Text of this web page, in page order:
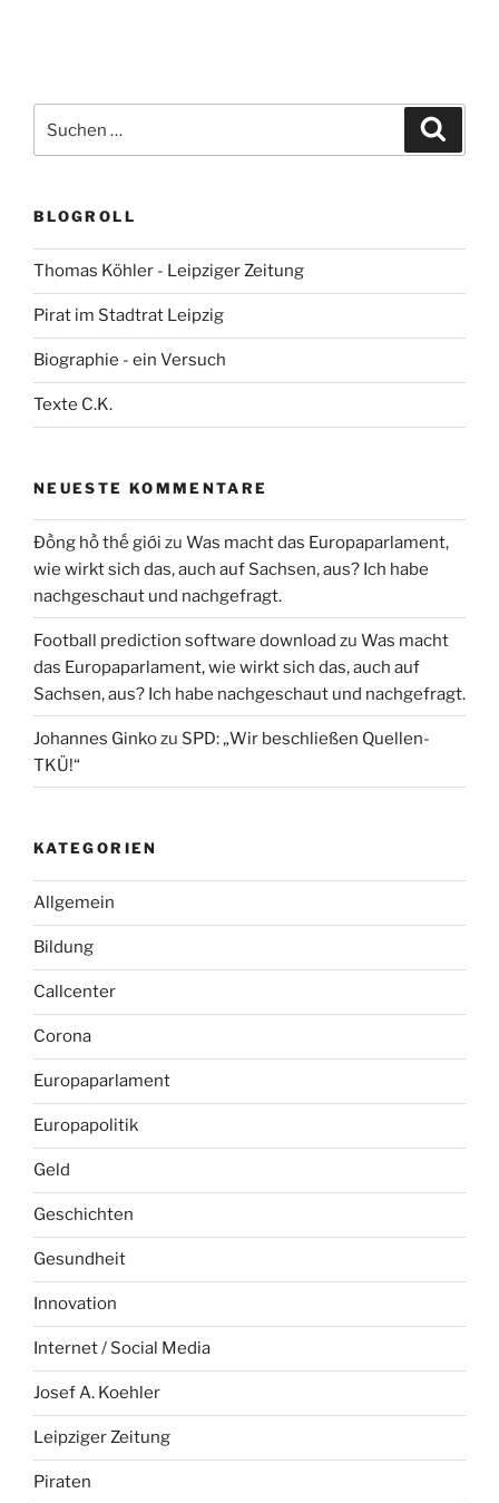
nach:
BLOGROLL
Thomas Köhler - Leipziger Zeitung
Pirat im Stadtrat Leipzig
Biographie - ein Versuch
Texte C.K.
NEUESTE KOMMENTARE
Đồng hồ thế giới zu Was macht das Europaparlament,
wie wirkt sich das, auch auf Sachsen, aus? Ich habe
nachgeschaut und nachgefragt.
Football prediction software download zu Was macht
das Europaparlament, wie wirkt sich das, auch auf
Sachsen, aus? Ich habe nachgeschaut und nachgefragt.
Johannes Ginkozu SPD: „Wir beschließen Quellen-
TKÜ!“
KATEGORIEN
Allgemein
Bildung
Callcenter
Corona
Europaparlament
Europapolitik
Geld
Geschichten
Gesundheit
Innovation
Internet / Social Media
Josef A. Koehler
Leipziger Zeitung
Piraten